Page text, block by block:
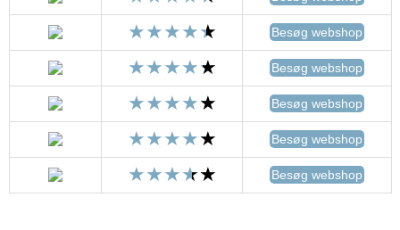
Besøg webshop
Besøg webshop
Besøg webshop
Besøg webshop
Besøg webshop